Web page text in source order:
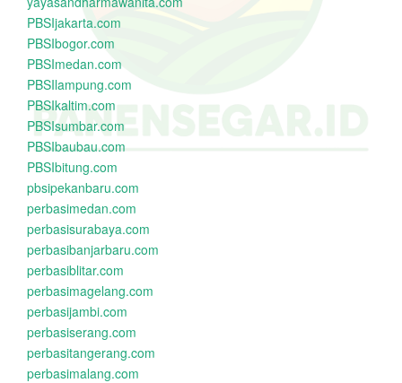
PBSIjakarta.com
PBSIbogor.com
PBSImedan.com
PBSIlampung.com
PBSIkaltim.com
PBSIsumbar.com
PBSIbaubau.com
PBSIbitung.com
pbsipekanbaru.com
perbasimedan.com
perbasisurabaya.com
perbasibanjarbaru.com
perbasiblitar.com
perbasimagelang.com
perbasijambi.com
perbasiserang.com
perbasitangerang.com
perbasimalang.com